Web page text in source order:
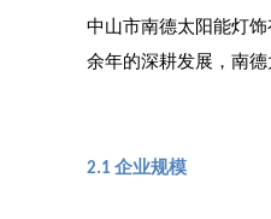
中山市南德太阳能灯
余年的深耕发展，南
2.1 企业规模